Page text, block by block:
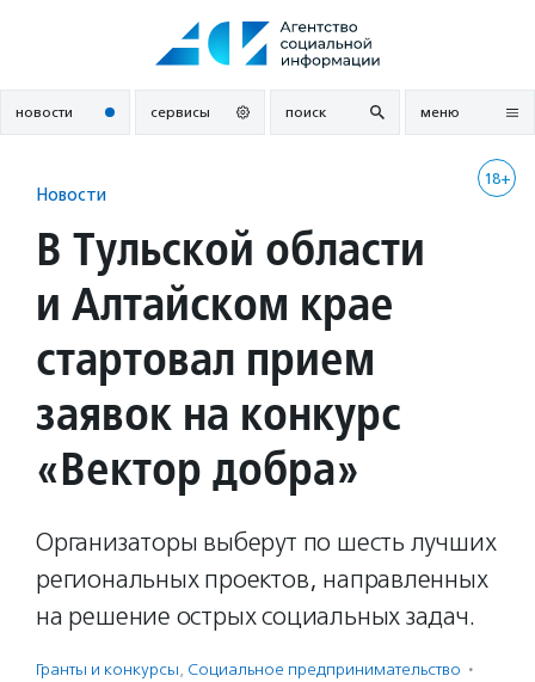
новости сервисы поиск меню
18+
Новости
В Тульской области
и Алтайском крае
стартовал прием
заявок на конкурс
«Вектор добра»
Организаторы выберут по шесть лучших
региональных проектов, направленных
на решение острых социальных задач.
Гранты и конкурсы, Социальное предпри­нима­тель­ство ·